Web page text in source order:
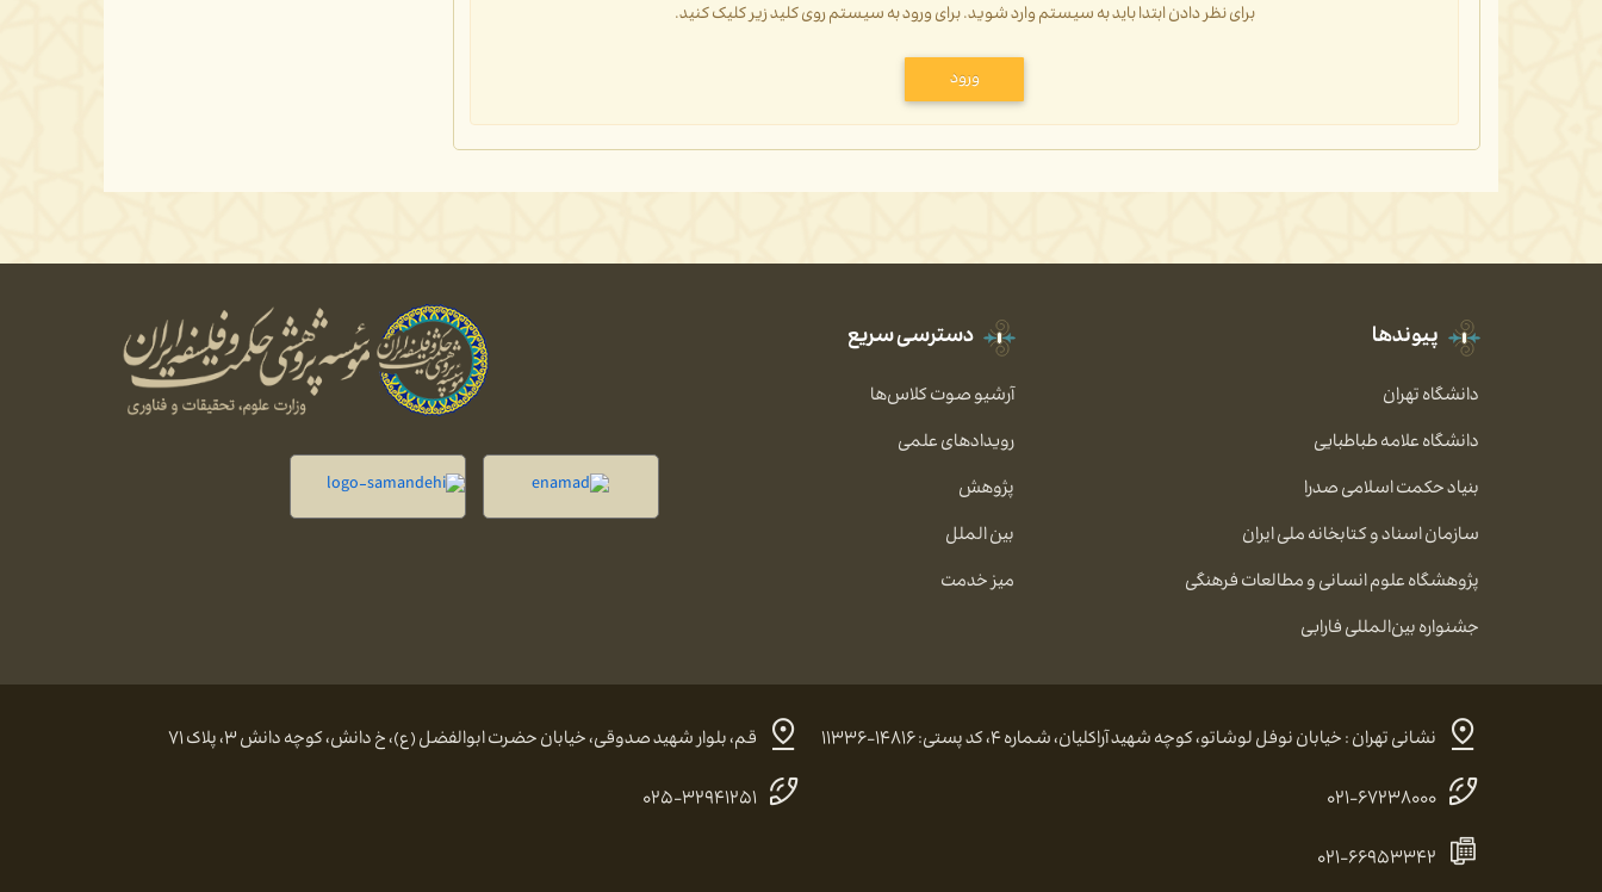
برای نظر دادن ابتدا باید به سیستم وارد شوید. برای ورود به سیستم روی کلید زیر کلیک کنید.
ورود
پیوندها
دانشگاه تهران
دانشگاه علامه طباطبایی
بنیاد حکمت اسلامی صدرا
سازمان اسناد و کتابخانه ملی ایران
پژوهشگاه علوم انسانی و مطالعات فرهنگی
جشنواره بین‌المللی فارابی
دسترسی سریع
آرشیو صوت کلاس‌ها
رویدادهای علمی
پژوهش
بین الملل
میز خدمت
نشانی تهران : خیابان نوفل لوشاتو، کوچه شهید آراکلیان، شماره ۴، کد پستی: ۱۴۸۱۶-۱۱۳۳۶
۰۲۱-۶۷۲۳۸۰۰۰
۰۲۱-۶۶۹۵۳۳۴۲
قم، بلوار شهید صدوقی، خیابان حضرت ابوالفضل (ع)، خ دانش، کوچه دانش ۳، پلاک ۷۱
۰۲۵-۳۲۹۴۱۲۵۱